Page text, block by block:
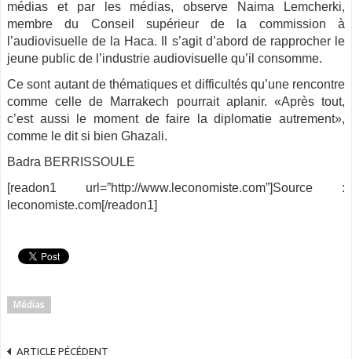
médias et par les médias, observe Naima Lemcherki,
membre du Conseil supérieur de la commission à
l’audiovisuelle de la Haca. Il s’agit d’abord de rapprocher le
jeune public de l’industrie audiovisuelle qu’il consomme.
Ce sont autant de thématiques et difficultés qu’une rencontre
comme celle de Marrakech pourrait aplanir. «Après tout,
c’est aussi le moment de faire la diplomatie autrement»,
comme le dit si bien Ghazali.
Badra BERRISSOULE
[readon1 url=”http://www.leconomiste.com”]Source :
leconomiste.com[/readon1]
Médias
ARTICLE PÉCÉDENT